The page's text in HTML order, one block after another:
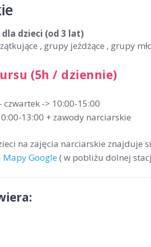
dla dzieci (od 3 lat)
, grupy jeżdżące , grupy
(5h / dziennie)
czwartek -> 10:00-15:00
13:00 + zawody narciarskie
na zajęcia narciarskie znajduje
Mapy Google( w pobliżu dolnej